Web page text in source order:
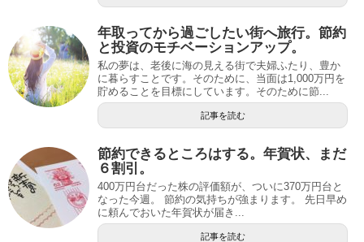
年取ってから過ごしたい街へ旅行。節約
と投資のモチベーションアップ。
私の夢は、老後に海の見える街で夫婦ふたり、豊か
に暮らすことです。そのために、当面は1,000万円を
貯めることを目標にしています。そのために節...
記事を読む
節約できるところはする。年賀状、まだ
６割引。
400万円台だった株の評価額が、ついに370万円台と
なった今週。 節約の気持ちが強まります。 先日早め
に頼んでおいた年賀状が届き...
記事を読む